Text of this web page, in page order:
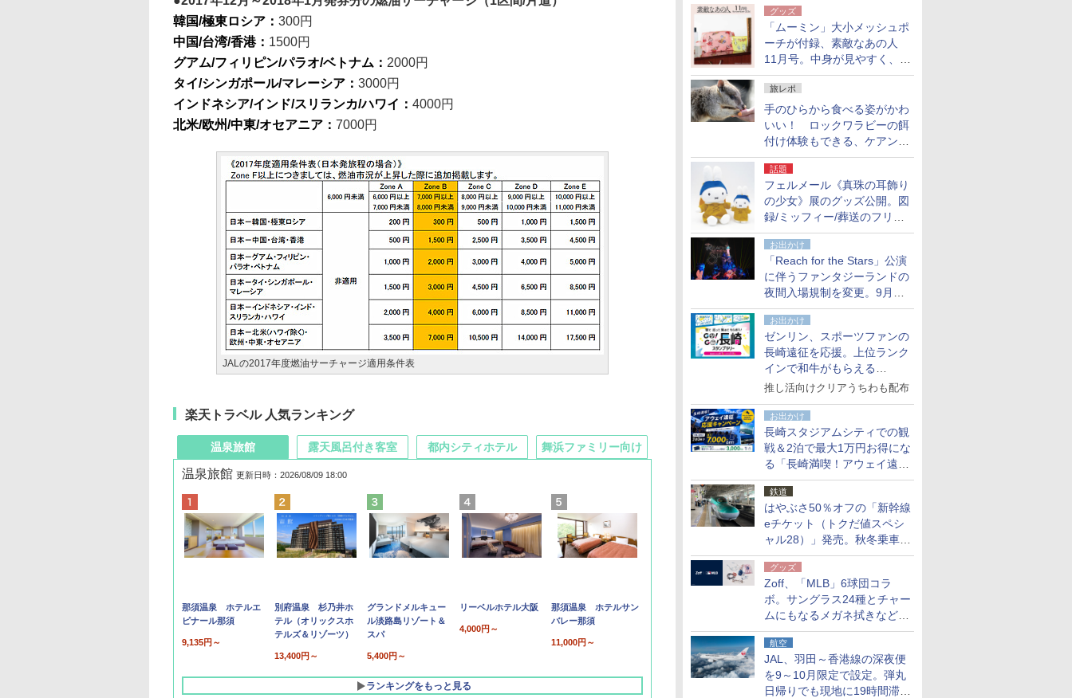
グッズ
「ムーミン」大小メッシュポ
ーチが付録、素敵なあの人
11月号。中身が見やすく、温
泉スパにも使える
旅レポ
手のひらから食べる姿がかわ
いい！ ロックワラビーの餌
付け体験もできる、ケアンズ
でアサートン高原の日本語ガ
イド付きツアーに参加してみ
た
話題
フェルメール《真珠の耳飾り
の少女》展のグッズ公開。図
録/ミッフィー/葬送のフリー
レンほか、注目ブランドコラ
ボが実現
お出かけ
「Reach for the Stars」公演
に伴うファンタジーランドの
夜間入場規制を変更。9月か
ら18時50分～20時ごろに
お出かけ
ゼンリン、スポーツファンの
長崎遠征を応援。上位ランク
インで和牛がもらえる
「GO！GO！長崎スタンプラ
推し活向けクリアうちわも配布
お出かけ
長崎スタジアムシティでの観
戦＆2泊で最大1万円お得にな
る「長崎満喫！アウェイ遠征
応援キャンペーン」
鉄道
はやぶさ50％オフの「新幹線
eチケット（トクだ値スペシ
ャル28）」発売。秋冬乗車
分、えきねっと限定
グッズ
Zoff、「MLB」6球団コラ
ボ。サングラス24種とチャー
ムにもなるメガネ拭きなど雑
貨24種
航空
JAL、羽田～香港線の深夜便
を9～10月限定で設定。弾丸
日帰りでも現地に19時間滞在
韓国/極東ロシア： 300円
中国/台湾/香港： 1500円
グアム/フィリピン/パラオ/ベトナム： 2000円
タイ/シンガポール/マレーシア： 3000円
インドネシア/インド/スリランカ/ハワイ： 4000円
北米/欧州/中東/オセアニア： 7000円
JALの2017年度燃油サーチャージ適用条件表
楽天トラベル 人気ランキング
温泉旅館
温泉旅館 更新日時：2026/08/09 18:00
那須温泉 ホテルエ
ピナール那須
9,135円～
別府温泉 杉乃井ホ
テル（オリックスホ
テルズ＆リゾーツ）
13,400円～
グランドメルキュー
ル淡路島リゾート＆
スパ
5,400円～
リーベルホテル大阪
4,000円～
那須温泉 ホテルサン
バレー那須
11,000円～
ランキングをもっと見る
露天風呂付き客室 都内シティホテル 舞浜ファミリー向け